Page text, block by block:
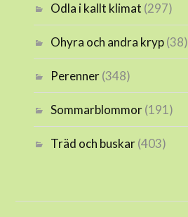
Odla i kallt klimat (297)
Ohyra och andra kryp(38)
Perenner(348)
Sommarblommor(191)
Träd och buskar(403)